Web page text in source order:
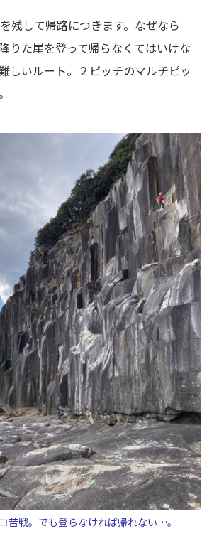
残して帰路につきます。なぜなら
りた崖を登って帰らなくてはいけな
しいルート。２ピッチのマルチピッ
苦戦。でも登らなければ帰れない…。